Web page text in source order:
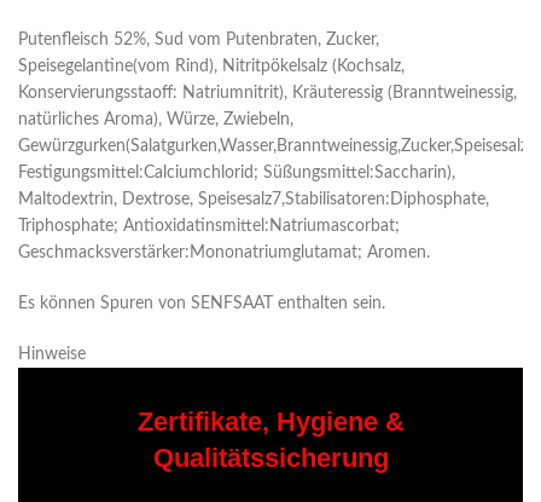
Putenfleisch 52%, Sud vom Putenbraten, Zucker,
Speisegelantine(vom Rind), Nitritpökelsalz (Kochsalz,
Konservierungsstaoff: Natriumnitrit), Kräuteressig (Branntweinessig,
natürliches Aroma), Würze, Zwiebeln,
Festigungsmittel:Calciumchlorid; Süßungsmittel:Saccharin),
Maltodextrin, Dextrose, Speisesalz7,Stabilisatoren:Diphosphate,
Triphosphate; Antioxidatinsmittel:Natriumascorbat;
Geschmacksverstärker:Mononatriumglutamat; Aromen.
Es können Spuren von SENFSAAT enthalten sein.
Hinweise
Zertifikate, Hygiene &
Qualitätssicherung